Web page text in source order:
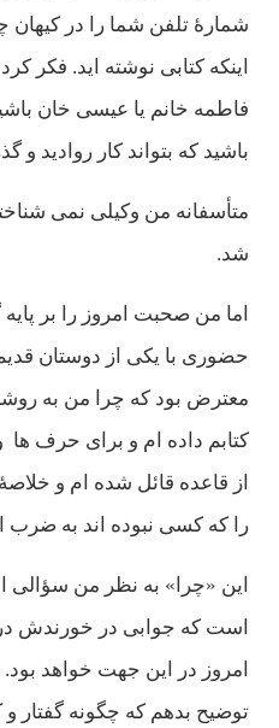
شمارۀ تلفن شما را در كيهان
اينكه كتابی نوشته ايد. فكر
فاطمه خانم يا عيسی خان
باشيد كه بتواند كار رواديد و
متأسفانه من وكيلی نمی
شد.
اما من صحبت امروز را بر
حضوری با يكی از دوستان
معترض بود كه چرا من به
كتابم داده ام و برای حرف ها
از قاعده قائل شده ام و
را كه كسی نبوده اند به ضرب
اين «چرا» به نظر من
است كه جوابی در خورندش
امروز در اين جهت خواهد
توضيح بدهم كه چگونه گفتار و